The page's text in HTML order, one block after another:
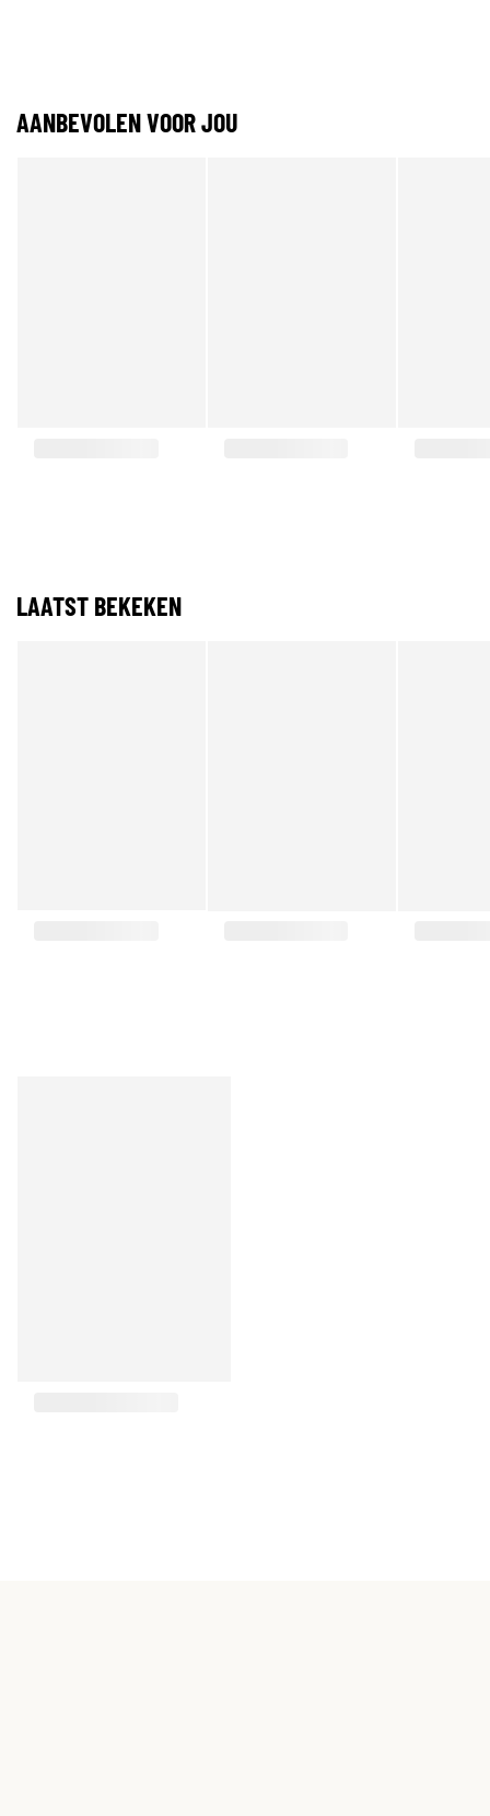
AANBEVOLEN VOOR JOU
LAATST BEKEKEN